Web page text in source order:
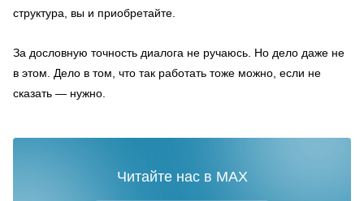
структура, вы и приобретайте.
За дословную точность диалога не ручаюсь. Но дело даже не
в этом. Дело в том, что так работать тоже можно, если не
сказать — нужно.
Читайте нас в MAX